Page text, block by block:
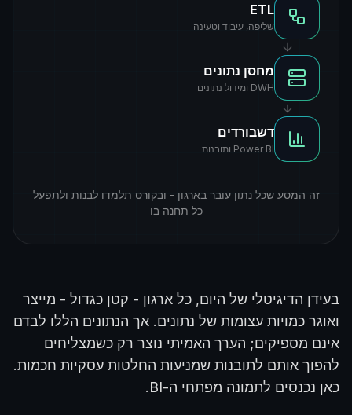
ETL
שליפה, עיבוד וטעינה
מחסן נתונים
DWH ומידול נתונים
דשבורדים
Power BI ותובנות
זה המסע שכל נתון עובר בארגון - ובקורס תלמדו לבנות ולתפעל
כל תחנה בו
בעידן הדיגיטלי של היום, כל ארגון - קטן כגדול - מייצר
ואוגר כמויות עצומות של נתונים. אך הנתונים הללו לבדם
אינם מספיקים; הערך האמיתי נוצר רק כשמצליחים
להפוך אותם לתובנות שמניעות החלטות עסקיות חכמות.
כאן נכנסים לתמונה מפתחי ה-BI.